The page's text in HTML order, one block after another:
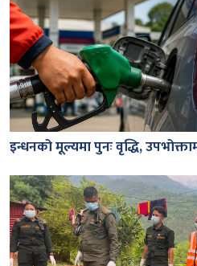
इन्धनको मूल्यमा पुनः वृद्धि,